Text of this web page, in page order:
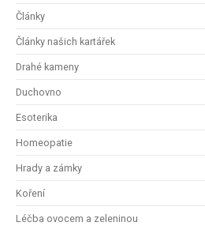
Články
Články našich kartářek
Drahé kameny
Duchovno
Esoterika
Homeopatie
Hrady a zámky
Koření
Léčba ovocem a zeleninou